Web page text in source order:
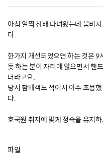
아침 일찍 참배 다녀왔는데 붐비
다.
한가지 개선되었으면 하는 것은 9
듯 하는 분이 자리에 앉으면서 핸
더라고요.
당시 참배객도 적어서 아주 조용
다.
호국원 취지에 맞게 정숙을 유지
파일